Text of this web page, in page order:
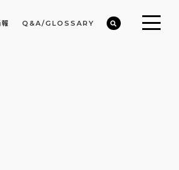
Q&A/GLOSSARY